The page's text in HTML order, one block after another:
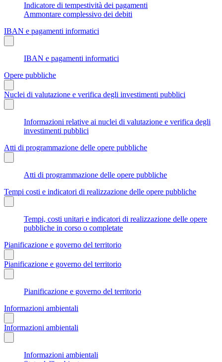
Indicatore di tempestività dei pagamenti
Ammontare complessivo dei debiti
IBAN e pagamenti informatici
IBAN e pagamenti informatici
Opere pubbliche
Nuclei di valutazione e verifica degli investimenti pubblici
Informazioni relative ai nuclei di valutazione e verifica degli
investimenti pubblici
Atti di programmazione delle opere pubbliche
Atti di programmazione delle opere pubbliche
Tempi costi e indicatori di realizzazione delle opere pubbliche
Tempi, costi unitari e indicatori di realizzazione delle opere
pubbliche in corso o completate
Pianificazione e governo del territorio
Pianificazione e governo del territorio
Pianificazione e governo del territorio
Informazioni ambientali
Informazioni ambientali
Informazioni ambientali